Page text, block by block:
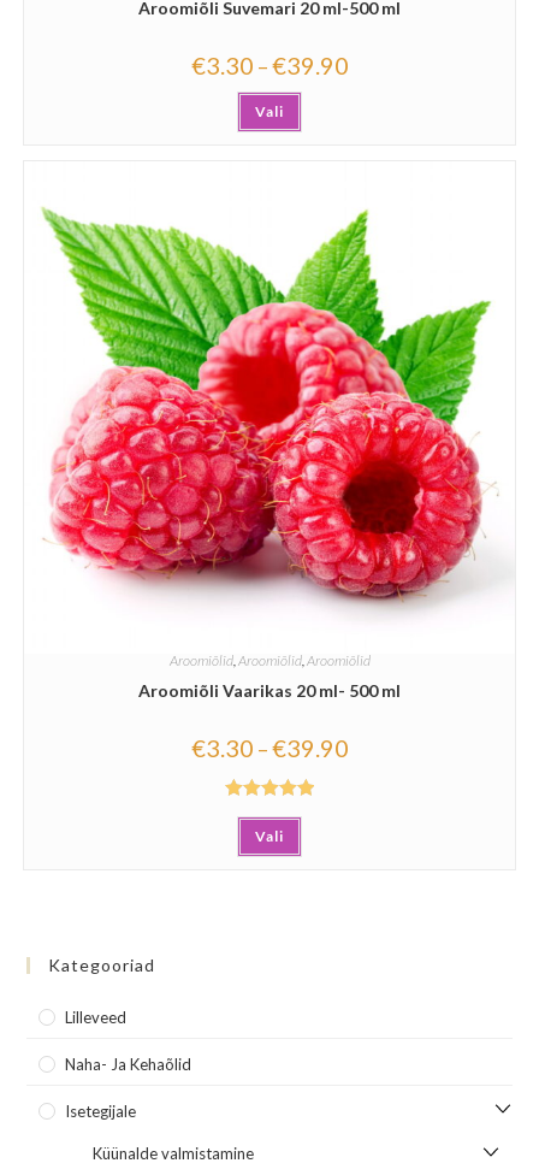
Aroomiõli Suvemari 20 ml-500 ml
€3.30 –€39.90
Vali
Aroomiõlid,Aroomiõlid,Aroomiõlid
Aroomiõli Vaarikas 20 ml- 500 ml
€3.30 –€39.90
Hinnanguga
5.00/ 5
Vali
Kategooriad
Lilleveed
Naha- Ja Kehaõlid
Isetegijale
Küünalde valmistamine